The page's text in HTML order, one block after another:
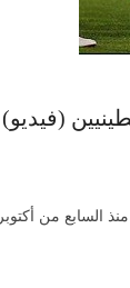
(فيديو)
السابع من أكتوبر